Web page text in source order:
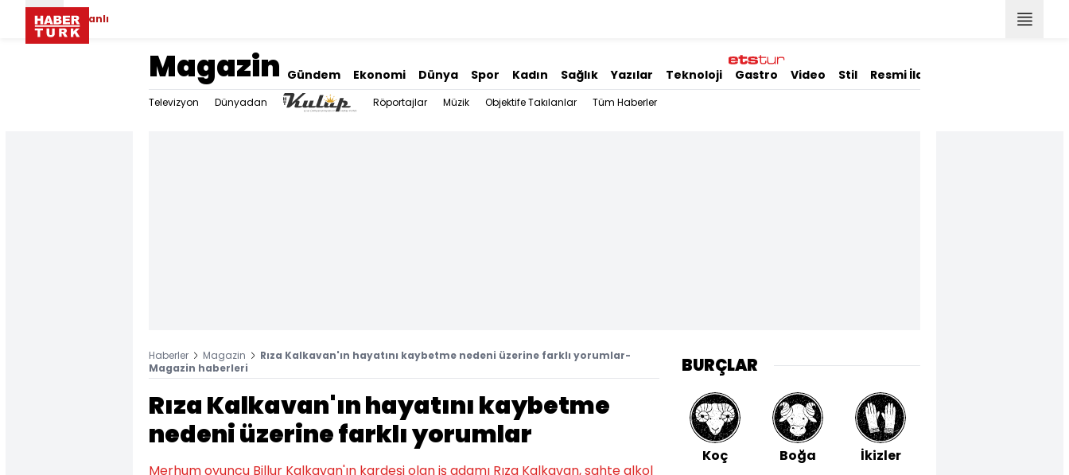
Canlı
Magazin Gündem Ekonomi Dünya Spor Kadın Sağlık Yazılar Teknoloji Gastro Video Stil Resmi İlanlar
Televizyon Dünyadan Röportajlar Müzik Objektife Takılanlar Tüm Haberler
Haberler Magazin
Rıza Kalkavan'ın hayatını kaybetme nedeni üzerine farklı yorumlar-
Magazin haberleri
Rıza Kalkavan'ın hayatını kaybetme
nedeni üzerine farklı yorumlar
Merhum oyuncu Billur Kalkavan'ın kardeşi olan iş adamı Rıza Kalkavan, sahte alkol
BURÇLAR
Koç Boğa İkizler